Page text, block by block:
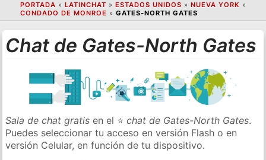
PORTADA » LATINCHAT » ESTADOS UNIDOS » NUEVA YORK »
CONDADO DE MONROE » GATES-NORTH GATES
Chat de Gates-North Gates
Sala de chat gratis en el ⭐chat de Gates-North Gates.
Puedes seleccionar tu acceso en versión Flash o en
versión Celular, en función de tu dispositivo.